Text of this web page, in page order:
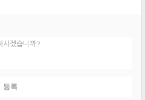
시겠습니까?